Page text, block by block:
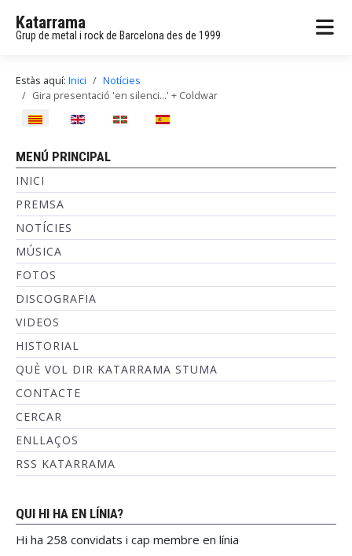
Katarrama
Grup de metal i rock de Barcelona des de 1999
Estàs aquí: Inici
Notícies
Gira presentació 'en silenci...' + Coldwar
Seleccioni el seu idioma
MENÚ PRINCIPAL
INICI
PREMSA
NOTÍCIES
MÚSICA
FOTOS
DISCOGRAFIA
VIDEOS
HISTORIAL
QUÈ VOL DIR KATARRAMA STUMA
CONTACTE
CERCAR
ENLLAÇOS
RSS KATARRAMA
QUI HI HA EN LÍNIA?
Hi ha 258 convidats i cap membre en línia